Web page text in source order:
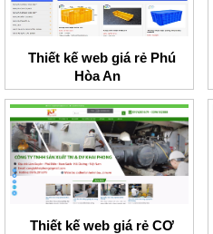
Thiết kế web giá rẻ Phú
Hòa An
Thiết kế web giá rẻ CƠ